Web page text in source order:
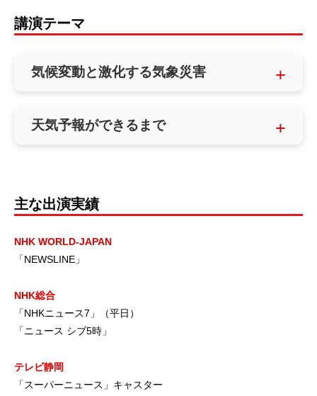
講演テーマ
気候変動と激化する気象災害
天気予報ができるまで
主な出演実績
NHK WORLD-JAPAN
「NEWSLINE」
NHK総合
「NHKニュース7」（平日）
「ニュース シブ5時」
テレビ静岡
「スーパーニュース」キャスター